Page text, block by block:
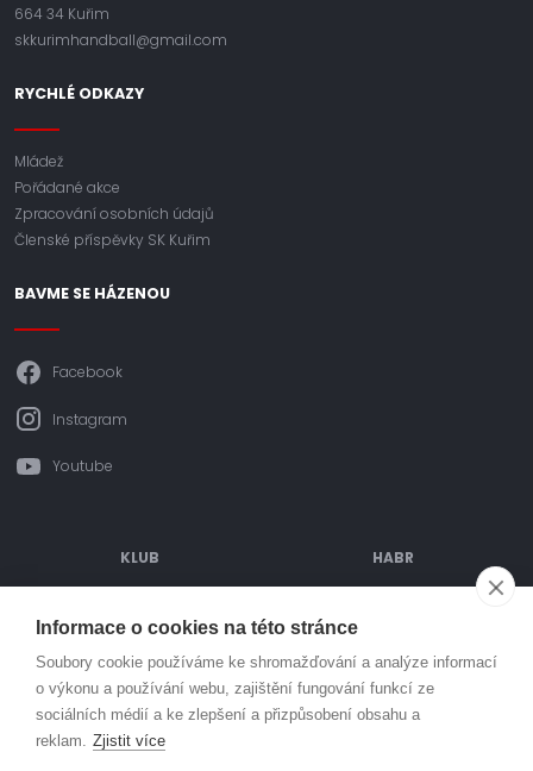
664 34 Kuřim
skkurimhandball@gmail.com
RYCHLÉ ODKAZY
Mládež
Pořádané akce
Zpracování osobních údajů
Členské příspěvky SK Kuřim
BAVME SE HÁZENOU
Facebook
Instagram
Youtube
KLUB
SPORTOVIŠTĚ
MLÁDEŽ
HABR
PARTNEŘI
Informace o cookies na této stránce
Soubory cookie používáme ke shromažďování a analýze informací
o výkonu a používání webu, zajištění fungování funkcí ze
sociálních médií a ke zlepšení a přizpůsobení obsahu a
reklam. Zjistit více